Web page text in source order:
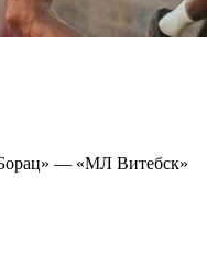
— «МЛ Витебск»